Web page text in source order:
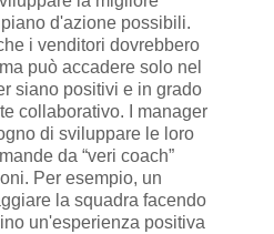
d'azione possibili.
i venditori dovrebbero
può accadere solo nel
siano positivi e in grado
collaborativo. I manager
di sviluppare le loro
da “veri coach”
Per esempio, un
la squadra facendo
un'esperienza positiva